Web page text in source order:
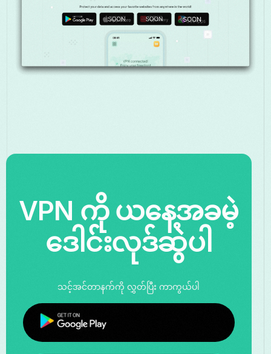
VPN ကို ယနေ့အခမဲ့
ဒေါင်းလုဒ်ဆွဲပါ
သင့်အင်တာနက်ကို လွှတ်ပြီး ကာကွယ်ပါ